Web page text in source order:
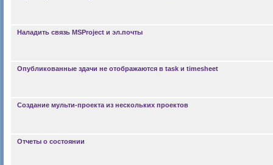
Наладить связь MSProject и эл.почты
Опубликованные здачи не отображаются в task и timesheet
Создание мульти-проекта из нескольких проектов
Отчеты о состоянии